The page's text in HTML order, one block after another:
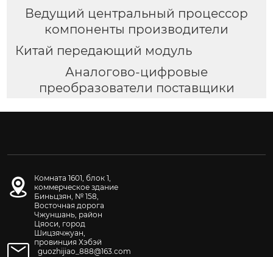
Ведущий центральный процессор
компоненты производители
Китай передающий модуль
Аналогово-цифровые
преобразователи поставщики
Комната 1601, блок 1,
коммерческое здание
Биньцзян, № 158,
Восточная дорога
Чжуншань, район
Цяоси, город
Шицзячжуан,
провинция Хэбэй
guozhijiao_888@163.com